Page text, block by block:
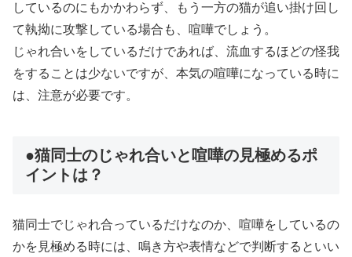
しているのにもかかわらず、もう一方の猫が追い掛け回し
て執拗に攻撃している場合も、喧嘩でしょう。
じゃれ合いをしているだけであれば、流血するほどの怪我
をすることは少ないですが、本気の喧嘩になっている時に
は、注意が必要です。
●猫同士のじゃれ合いと喧嘩の見極めるポ
イントは？
猫同士でじゃれ合っているだけなのか、喧嘩をしているの
かを見極める時には、鳴き方や表情などで判断するといい